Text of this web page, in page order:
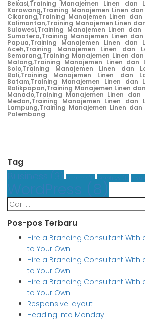
Bekasi,Training Manajemen Linen dan
Karawang,Training Manajemen Linen dan
Cikarang,Training Manajemen Linen dan
Kalimantan,Training Manajemen Linen
Sulawesi,Training Manajemen Linen dan
Sumatera,Training Manajemen Linen
Papua,Training Manajemen Linen dan
Aceh,Training Manajemen Linen dan
Semarang,Training Manajemen Linen
Malang,Training Manajemen Linen dan
Solo,Training Manajemen Linen dan
Bali,Training Manajemen Linen dan
Batam,Training Manajemen Linen dan
Balikpapan,Training Manajemen Linen
Manado,Training Manajemen Linen dan
Medan,Training Manajemen Linen dan
Lampung,Training Manajemen Linen
Palembang
Tag
Business (3)
WordPress (8)
Cari
untuk:
Pos-pos Terbaru
Hire a Branding Consultant With
to Your Own
Hire a Branding Consultant With
to Your Own
Hire a Branding Consultant With
to Your Own
Responsive layout
Heading into Monday